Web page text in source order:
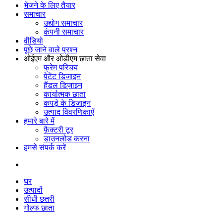
भेजने के लिए तैयार
समाचार
उद्योग समाचार
कंपनी समाचार
वीडियो
पूछे जाने वाले प्रश्न
ओईएम और ओडीएम छाता सेवा
फ्रेम परिचय
पेटेंट डिजाइन
हैंडल डिज़ाइन
कार्यात्मक छाता
कपड़े के डिजाइन
उत्पाद विवरणिकाएँ
हमारे बारे में
फ़ैक्टरी टूर
डाउनलोड करना
हमसे संपर्क करें
घर
उत्पादों
सीधी छतरी
गोल्फ छाता